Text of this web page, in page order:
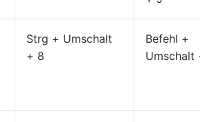
Strg + Umschalt
+ 8
Befehl +
Umschalt +